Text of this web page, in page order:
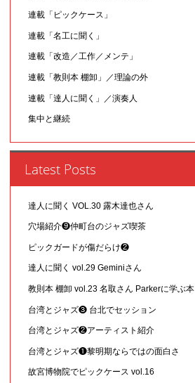
連載「ピックケース」
連載「名工に聞く」
連載「改造／工作／メンテ」
連載「教則本 棚卸」／理論の外
連載「達人に聞く」／演奏人
集中と継続
Latest Posts
達人に聞く VOL.30 露木達也さん
穴場紹介❾仲町台のジャズ喫茶
ピックガードが傷だらけ❷
達人に聞く vol.29 Geminiさん
教則本 棚卸 vol.23 名取さん Parkerに学ぶ本
台湾とジャズ❸ 台北でセッション
台湾とジャズ❷アーティスト紹介
台湾とジャズ❶黎明期ならではの面白さ
故宮博物院でピックケース vol.16